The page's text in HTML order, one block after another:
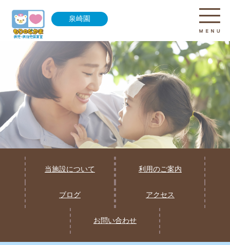
泉崎園
当施設について 利用のご案内
ブログ アクセス
お問い合わせ